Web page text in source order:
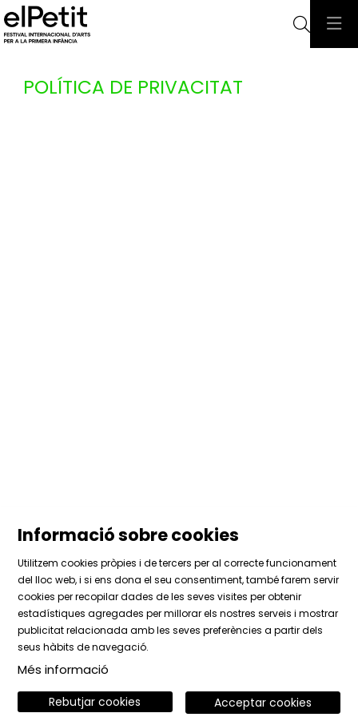
Cerca
POLÍTICA DE PRIVACITAT
Sitemap | Avís Legal | Ús de Cookies |
Contactar
|
Àrea privada
Link a instagram
Link a facebook
Link a vimeo
Informació sobre cookies
Utilitzem cookies pròpies i de tercers per al correcte funcionament
del lloc web, i si ens dona el seu consentiment, també farem servir
cookies per recopilar dades de les seves visites per obtenir
estadístiques agregades per millorar els nostres serveis i mostrar
publicitat relacionada amb les seves preferències a partir dels
seus hàbits de navegació.
Més informació
Acceptar cookies
Rebutjar cookies